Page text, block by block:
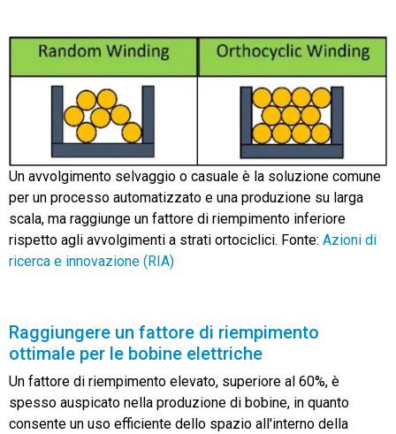
Un avvolgimento selvaggio o casuale è la soluzione comune
per un processo automatizzato e una produzione su larga
scala, ma raggiunge un fattore di riempimento inferiore
rispetto agli avvolgimenti a strati ortociclici. Fonte: Azioni di
ricerca e innovazione (RIA)
Raggiungere un fattore di riempimento
ottimale per le bobine elettriche
Un fattore di riempimento elevato, superiore al 60%, è
spesso auspicato nella produzione di bobine, in quanto
consente un uso efficiente dello spazio all'interno della